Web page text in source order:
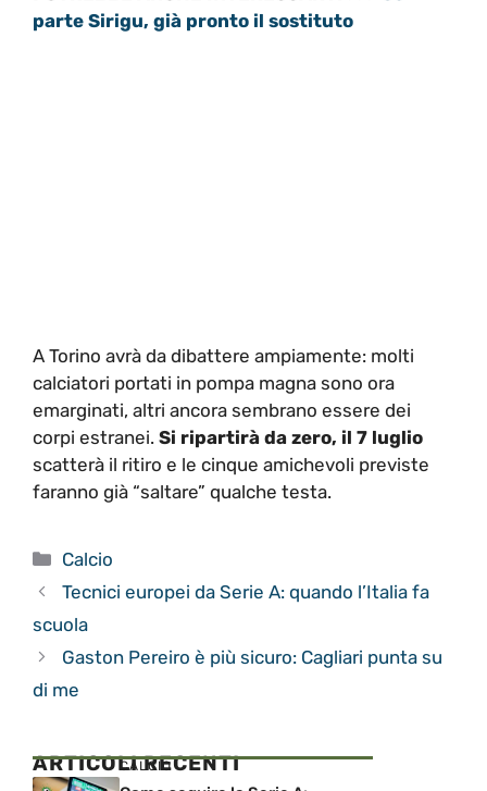
parte Sirigu, già pronto il sostituto
A Torino avrà da dibattere ampiamente: molti
calciatori portati in pompa magna sono ora
emarginati, altri ancora sembrano essere dei
corpi estranei. Si ripartirà da zero, il 7 luglio
scatterà il ritiro e le cinque amichevoli previste
faranno già “saltare” qualche testa.
Categorie
Calcio
Tecnici europei da Serie A: quando l’Italia fa
scuola
Gaston Pereiro è più sicuro: Cagliari punta su
di me
ARTICOLI RECENTI
CALCIO